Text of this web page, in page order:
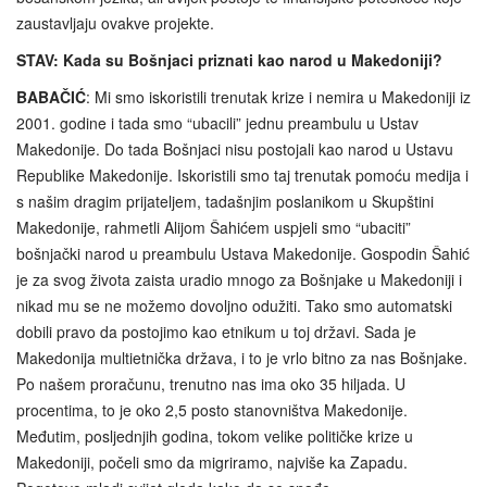
zaustavljaju ovakve projekte.
STAV: Kada su Bošnjaci priznati kao narod u Makedoniji?
BABAČIĆ: Mi smo iskoristili trenutak krize i nemira u Makedoniji iz
2001. godine i tada smo “ubacili” jednu preambulu u Ustav
Makedonije. Do tada Bošnjaci nisu postojali kao narod u Ustavu
Republike Makedonije. Iskoristili smo taj trenutak pomoću medija i
s našim dragim prijateljem, tadašnjim poslanikom u Skupštini
Makedonije, rahmetli Alijom Šahićem uspjeli smo “ubaciti”
bošnjački narod u preambulu Ustava Makedonije. Gospodin Šahić
je za svog života zaista uradio mnogo za Bošnjake u Makedoniji i
nikad mu se ne možemo dovoljno odužiti. Tako smo automatski
dobili pravo da postojimo kao etnikum u toj državi. Sada je
Makedonija multietnička država, i to je vrlo bitno za nas Bošnjake.
Po našem proračunu, trenutno nas ima oko 35 hiljada. U
procentima, to je oko 2,5 posto stanovništva Makedonije.
Međutim, posljednjih godina, tokom velike političke krize u
Makedoniji, počeli smo da migriramo, najviše ka Zapadu.